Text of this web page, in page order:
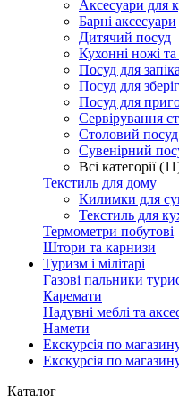
Аксесуари для
Барні аксесуари
Дитячий посуд
Кухонні ножі
Посуд для
Посуд для
Посуд для
Сервірування
Столовий посуд
Сувенірний
Всі категорії
Текстиль для дому
Килимки для
Текстиль для
Термометри побутові
Штори та карнизи
Туризм і мілітарі
Газові пальники
Каремати
Надувні меблі та
Намети
Екскурсія по
Екскурсія по
Каталог